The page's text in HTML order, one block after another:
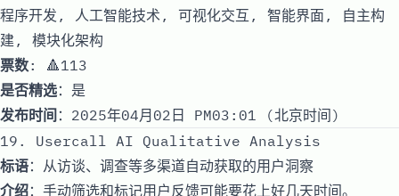
程序开发, 人工智能技术, 可视化交互, 智能界面, 自主构
建, 模块化架构
票数: 🔺113
是否精选：是
发布时间 ：2025年04月02日 PM03:01 (北京时间)
19. Usercall AI Qualitative Analysis
标语：从访谈、调查等多渠道自动获取的用户洞察
介绍：手动筛选和标记用户反馈可能要花上好几天时间。